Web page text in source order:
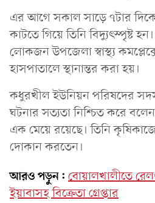
এর আগে সকাল সাড়ে ৭টার
কাটতে গিয়ে তিনি বিদ্যুৎস্পৃষ্ট
লোকজন উপজেলা স্বাস্থ্য
হাসপাতালে স্থানান্তর করা হয়।
কধুরখীল ইউনিয়ন পরিষদের
ঘটনার সত্যতা নিশ্চিত করে
এক মেয়ে রয়েছে। তিনি
দোকান করতেন।
আরও পড়ুন: বোয়ালখালীতে
ইয়াবাসহ বিক্রেতা গ্রেপ্তার